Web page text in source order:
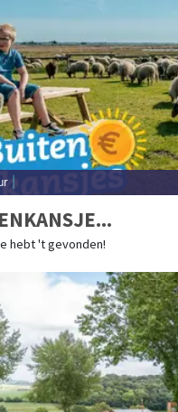
hebt 't gevonden!